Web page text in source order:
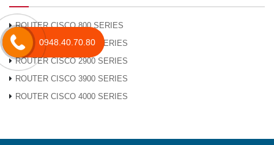
ROUTER CISCO 800 SERIES
ROUTER CISCO 1900 SERIES
ROUTER CISCO 2900 SERIES
ROUTER CISCO 3900 SERIES
ROUTER CISCO 4000 SERIES
0948.40.70.80